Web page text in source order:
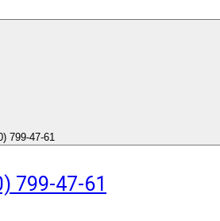
799-47-61
799-47-61